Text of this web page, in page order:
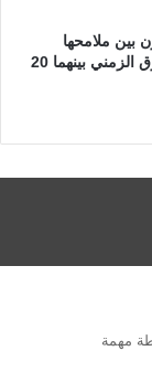
بين ملامحها
بصورتين الفارق الزمني بينهما 20
مهمة